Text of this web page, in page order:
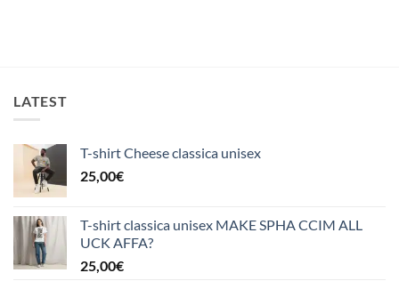
LATEST
T-shirt Cheese classica unisex
25,00€
T-shirt classica unisex MAKE SPHA CCIM ALL
UCK AFFA?
25,00€